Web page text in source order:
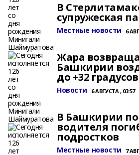
В
супружеская
Местные новости 6
Жара
Башкирии
до +32 градусов
Новости 6 АВГУСТА , 03:57
В Башкирии по
водителя
подростков
Местные новости 7